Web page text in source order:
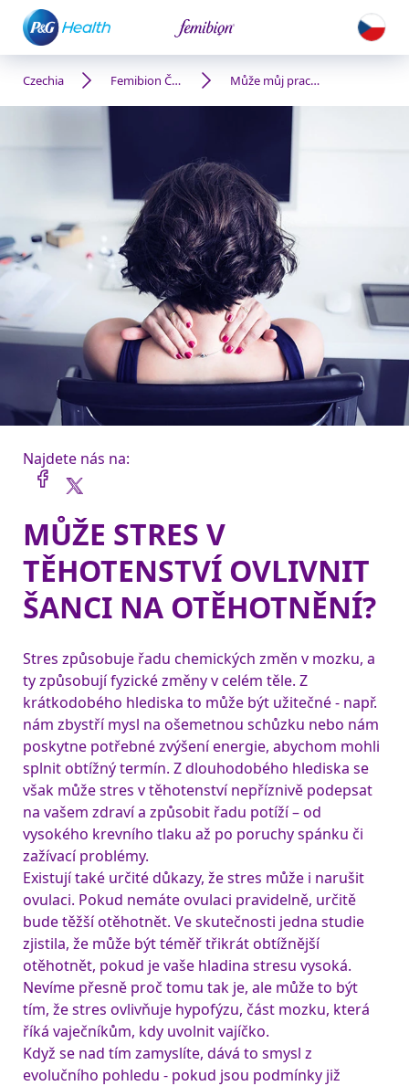
Czechia Femibion Česko Může můj pracovní stres ovlivňovat moje šance na otěhotnění?
Najdete nás na:
MŮŽE STRES V
TĚHOTENSTVÍ OVLIVNIT
ŠANCI NA OTĚHOTNĚNÍ?
Stres způsobuje řadu chemických změn v mozku, a
ty způsobují fyzické změny v celém těle. Z
krátkodobého hlediska to může být užitečné - např.
nám zbystří mysl na ošemetnou schůzku nebo nám
poskytne potřebné zvýšení energie, abychom mohli
splnit obtížný termín. Z dlouhodobého hlediska se
však může stres v těhotenství nepříznivě podepsat
na vašem zdraví a způsobit řadu potíží – od
vysokého krevního tlaku až po poruchy spánku či
zažívací problémy.
Existují také určité důkazy, že stres může i narušit
ovulaci. Pokud nemáte ovulaci pravidelně, určitě
bude těžší otěhotnět. Ve skutečnosti jedna studie
zjistila, že může být téměř třikrát obtížnější
otěhotnět, pokud je vaše hladina stresu vysoká.
Nevíme přesně proč tomu tak je, ale může to být
tím, že stres ovlivňuje hypofýzu, část mozku, která
říká vaječníkům, kdy uvolnit vajíčko.
Když se nad tím zamyslíte, dává to smysl z
evolučního pohledu - pokud jsou podmínky již